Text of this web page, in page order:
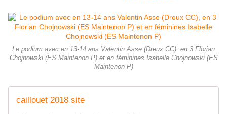
Le podium avec en 13-14 ans Valentin Asse (Dreux CC), en 3 Florian
Chojnowski (ES Maintenon P) et en féminines Isabelle Chojnowski (ES
Maintenon P)
caillouet 2018 site